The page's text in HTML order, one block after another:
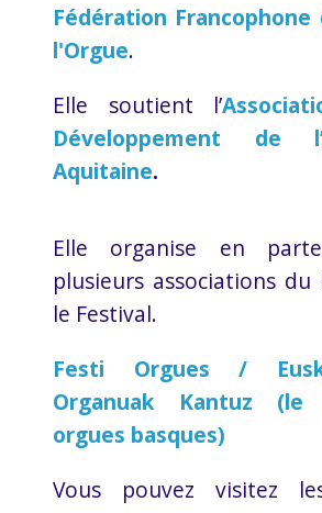
Fédération Francophone
l'Orgue.
Elle soutient l’
Développement de
Aquitaine.
Elle organise en
plusieurs associations du
le Festival.
Festi Orgues /
Organuak Kantuz
orgues basques)
Vous pouvez visitez